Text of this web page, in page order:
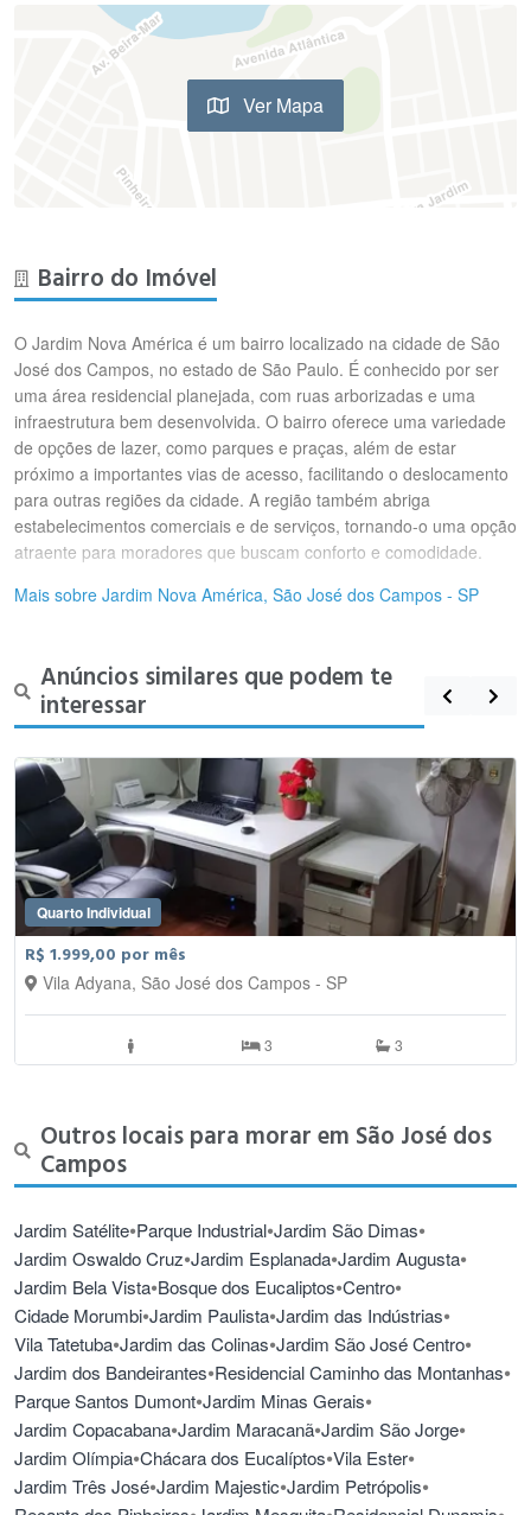
Ver Mapa
Bairro do Imóvel
O Jardim Nova América é um bairro localizado na cidade de São
José dos Campos, no estado de São Paulo. É conhecido por ser
uma área residencial planejada, com ruas arborizadas e uma
infraestrutura bem desenvolvida. O bairro oferece uma variedade
de opções de lazer, como parques e praças, além de estar
próximo a importantes vias de acesso, facilitando o deslocamento
para outras regiões da cidade. A região também abriga
estabelecimentos comerciais e de serviços, tornando-o uma opção
atraente para moradores que buscam conforto e comodidade.
Mais sobre Jardim Nova América, São José dos Campos - SP
Anúncios similares que podem te
interessar
Quarto Individual
R$ 1.999,00 por mês
Vila Adyana, São José dos Campos - SP
3 3
Outros locais para morar em São José dos
Campos
Jardim Satélite•Parque Industrial•Jardim São Dimas•
Jardim Oswaldo Cruz•Jardim Esplanada•Jardim Augusta•
Jardim Bela Vista•Bosque dos Eucaliptos•Centro•
Cidade Morumbi•Jardim Paulista•Jardim das Indústrias•
Vila Tatetuba•Jardim das Colinas•Jardim São José Centro•
Jardim dos Bandeirantes•Residencial Caminho das Montanhas•
Parque Santos Dumont•Jardim Minas Gerais•
Jardim Copacabana•Jardim Maracanã•Jardim São Jorge•
Jardim Olímpia•Chácara dos Eucalíptos•Vila Ester•
Jardim Três José•Jardim Majestic•Jardim Petrópolis•